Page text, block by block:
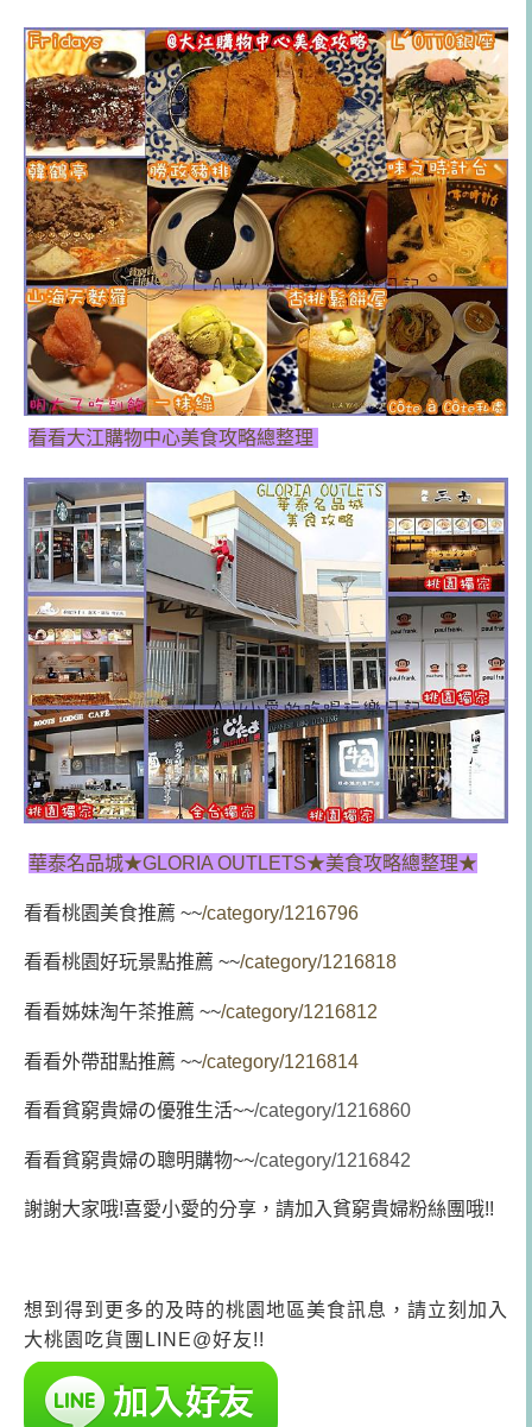
看看大江購物中心美食攻略總整理
華泰名品城★GLORIA OUTLETS★美食攻略總整理★
看看桃園美食推薦 ~~/category/1216796
看看桃園好玩景點推薦 ~~/category/1216818
看看姊妹淘午茶推薦 ~~/category/1216812
看看外帶甜點推薦 ~~/category/1216814
看看貧窮貴婦の優雅生活~~/category/1216860
看看貧窮貴婦の聰明購物~~/category/1216842
謝謝大家哦!喜愛小愛的分享，請加入貧窮貴婦粉絲團哦!!
想到得到更多的及時的桃園地區美食訊息，請立刻加入
大桃園吃貨團LINE@好友!!